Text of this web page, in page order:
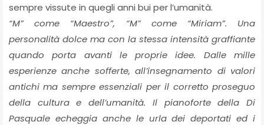
sempre vissute in quegli anni bui per l’umanità.
“M” come “Maestro”, “M” come “Miriam”. Una
personalità dolce ma con la stessa intensità graffiante
quando porta avanti le proprie idee. Dalle mille
esperienze anche sofferte, all’insegnamento di valori
antichi ma sempre essenziali per il corretto proseguo
della cultura e dell’umanità. Il pianoforte della Di
Pasquale echeggia anche le urla dei deportati ed i